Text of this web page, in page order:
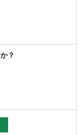
？